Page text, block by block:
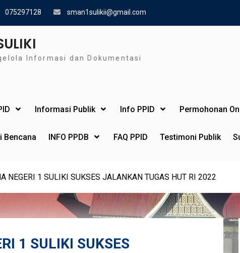
075297128 sman1sulikii@gmail.com
Informasi dan Dokumentasi
Informasi Publik Info PPID Permohonan
Bencana INFO PPDB FAQ PPID Testimoni Publik
NEGERI 1 SULIKI SUKSES JALANKAN TUGAS HUT RI 2022
1 SULIKI SUKSES